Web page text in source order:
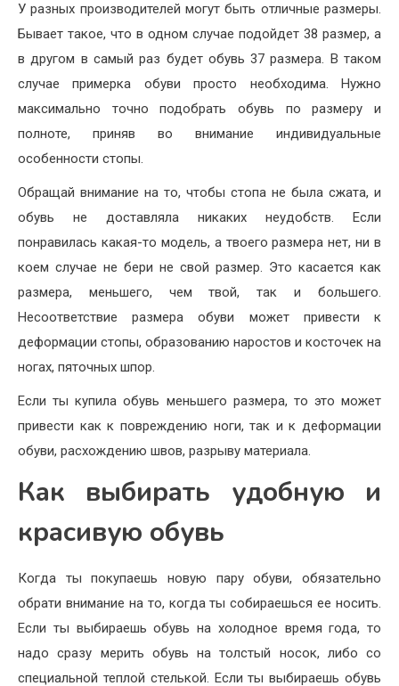
У разных производителей могут быть отличные размеры.
Бывает такое, что в одном случае подойдет 38 размер, а
в другом в самый раз будет обувь 37 размера. В таком
случае примерка обуви просто необходима. Нужно
максимально точно подобрать обувь по размеру и
полноте, приняв во внимание индивидуальные
особенности стопы.
Обращай внимание на то, чтобы стопа не была сжата, и
обувь не доставляла никаких неудобств. Если
понравилась какая-то модель, а твоего размера нет, ни в
коем случае не бери не свой размер. Это касается как
размера, меньшего, чем твой, так и большего.
Несоответствие размера обуви может привести к
деформации стопы, образованию наростов и косточек на
ногах, пяточных шпор.
Если ты купила обувь меньшего размера, то это может
привести как к повреждению ноги, так и к деформации
обуви, расхождению швов, разрыву материала.
Как выбирать удобную и
красивую обувь
Когда ты покупаешь новую пару обуви, обязательно
обрати внимание на то, когда ты собираешься ее носить.
Если ты выбираешь обувь на холодное время года, то
надо сразу мерить обувь на толстый носок, либо со
специальной теплой стелькой. Если ты выбираешь обувь